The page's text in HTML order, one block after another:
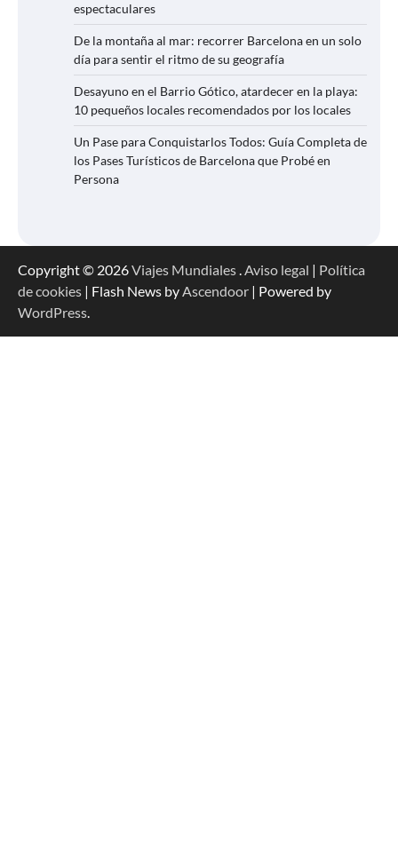
espectaculares
De la montaña al mar: recorrer Barcelona en un solo
día para sentir el ritmo de su geografía
Desayuno en el Barrio Gótico, atardecer en la playa:
10 pequeños locales recomendados por los locales
Un Pase para Conquistarlos Todos: Guía Completa de
los Pases Turísticos de Barcelona que Probé en
Persona
Copyright © 2026Viajes Mundiales.Aviso legal | Política
de cookies | Flash News byAscendoor | Powered by
WordPress.